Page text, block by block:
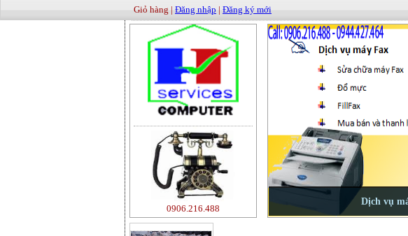
Giỏ hàng | Đăng nhập | Đăng ký mới
0906.216.488